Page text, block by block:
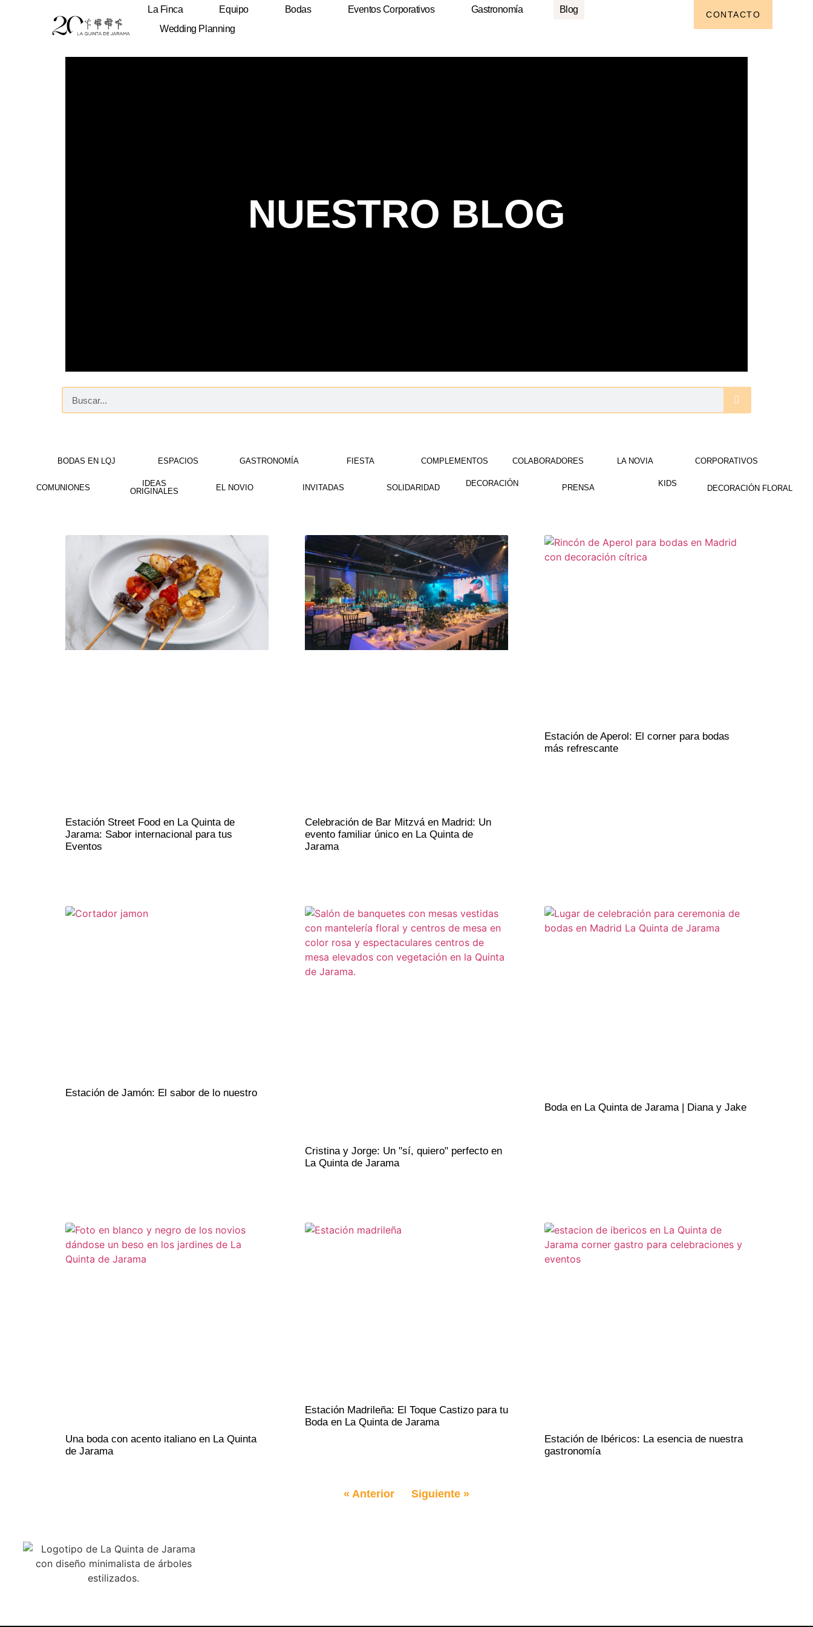
La Finca Equipo Bodas Eventos Corporativos Gastronomía
Blog
Wedding Planning
CONTACTO
NUESTRO BLOG
BODAS EN LQJ ESPACIOS GASTRONOMÍA FIESTA COMPLEMENTOS COLABORADORES LA NOVIA CORPORATIVOS
COMUNIONES
IDEAS
ORIGINALES
EL NOVIO INVITADAS SOLIDARIDAD DECORACIÓN PRENSA KIDS
DECORACIÓN FLORAL
Estación Street Food en La Quinta de
Jarama: Sabor internacional para tus
Eventos
Celebración de Bar Mitzvá en Madrid: Un
evento familiar único en La Quinta de
Jarama
Estación de Aperol: El corner para bodas
más refrescante
Estación de Jamón: El sabor de lo nuestro
Cristina y Jorge: Un "sí, quiero" perfecto en
La Quinta de Jarama
Boda en La Quinta de Jarama | Diana y Jake
Una boda con acento italiano en La Quinta
de Jarama
Estación Madrileña: El Toque Castizo para tu
Boda en La Quinta de Jarama
Estación de Ibéricos: La esencia de nuestra
gastronomía
« Anterior Siguiente »